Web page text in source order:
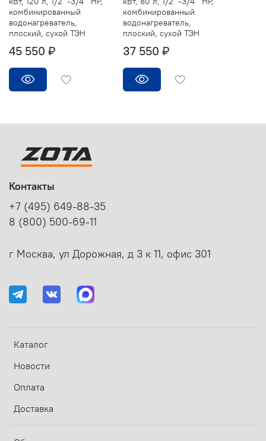
комбинированный
водонагреватель,
плоский, сухой ТЭН
45 550 ₽
комбинированный
водонагреватель,
плоский, сухой ТЭН
37 550 ₽
Каталог
Новости
Оплата
Доставка
Контакты
+7 (495) 649-88-35
8 (800) 500-69-11
г Москва, ул Дорожная, д 3 к 11, офис 301